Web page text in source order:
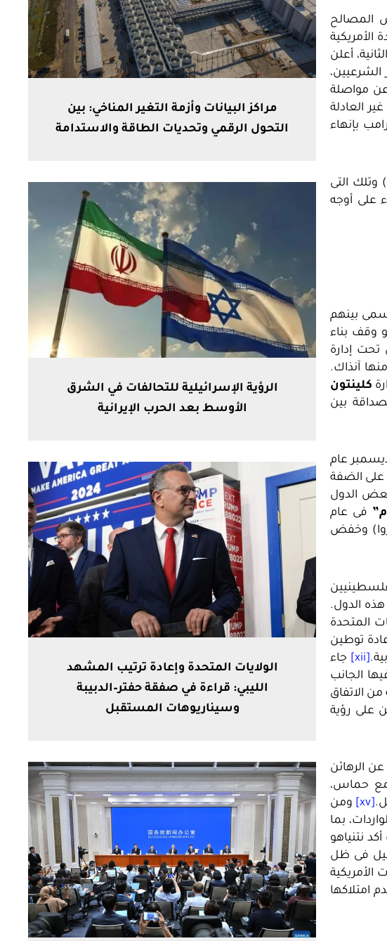
المصالح
الأمريكية
أعلن
عن مواصلة
العادلة
بإنهاء
يتناول هذا التقرير مقارنة بين السياسات التى تبنّاها ترامب خلال أول مائة يوم من ولايته الأولى (2017 – 2021) وتلك التى
الضوء على أوجه
بينهم
وقف بناء
تحت إدارة
آنذاك.
كلينتون
بين
على الضفة
الدول
فى عام
وخفض
الدول.
المتحدة
توطين
[xii]
جاء
الجانب
من الاتفاق
دعم الجانبين على رؤية
قطر بشأن الإفراج عن الرهائن
مع حماس،
[xv]
ومن
10% على جميع الواردات، بما
الخاصة مع ترامب فى 7 أبريل، حيث أكد نتنياهو
فى ظل
الأمريكية
امتلاكها
مراكز البيانات وأزمة التغير المناخي: بين
التحول الرقمي وتحديات الطاقة والاستدامة
الرؤية الإسرائيلية للتحالفات في الشرق
الأوسط بعد الحرب الإيرانية
الولايات المتحدة وإعادة ترتيب المشهد
الليبي: قراءة في صفقة حفتر–الدبيبة
وسيناريوهات المستقبل